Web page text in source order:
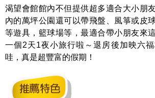
渴望會館館內不但提供超多適合大小朋
內的萬坪公園還可以帶飛盤、風箏或皮
等遊具，籃球場等，最適合帶小朋友來
一個2天1夜小旅行啦～退房後加映六福
哇，真是超豐富的假期！